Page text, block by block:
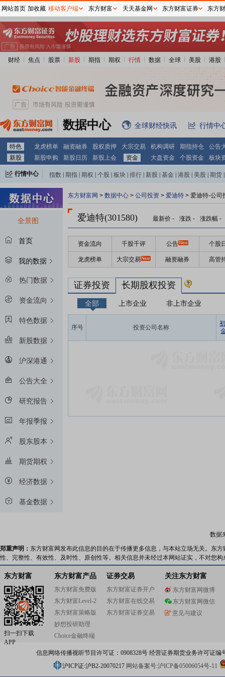
财经 焦点 股票 新股 期指 期权 行情 数据 全球 美股 港股
数据中心 全球财经快讯 行情中
特色 龙虎榜单 融资融券 股权质押 大宗交易 机构调研 期指持仓
公告
新股
新股申购 新股日历 新股上会 资金 大盘资金 个股资金 板块
行情中心 指数 期指 期权 个股 板块 排行 新股 基金 港股 美股 期货
全景图
首页
我的数据
热门数据
资金流向
特色数据
新股数据
沪深港通
公告大全
研究报告
年报季报
股东股本
期货期权
经济数据
基金数据
东方财富网 > 数据中心 > 公司投资 > 爱迪特 > 爱迪特-公司
爱迪特(301580) 最新价 - 涨跌 - 涨跌幅 -
资金流向 千股千评 公告 个股
龙虎榜单 大宗交易 融资融券 高管
证券投资 长期股权投资
全部 上市企业 非上市企业
序号 投资公司名称
数据
郑重声明： 东方财富网发布此信息的目的在于传播更多信息，与本站立场无关。东
性、完整性、有效性、及时性、原创性等。相关信息并未经过本网站证实，不对您
东方财富
扫一扫下载
APP
东方财富产品
东方财富免费版
东方财富Level-2
东方财富策略版
妙想投研助理
Choice金融终端
证券交易
东方财富证券开户
东方财富在线交易
东方财富证券交易
关注东方财富
东方财富网微博
东方财富网微信
意见与建议
信息网络传播视听节目许可证：0908328号 经营证券期货业务许可证编
沪ICP证:沪B2-20070217 网站备案号:沪ICP备05006054号-11
网站首页 加收藏 移动客户端 东方财富 天天基金网 东方财富证券 东方